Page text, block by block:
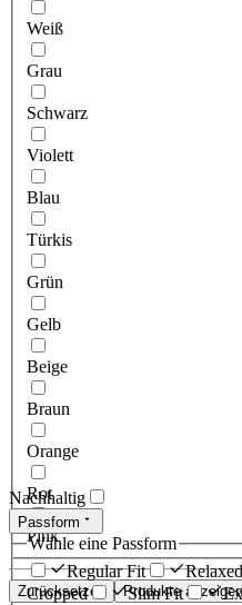
Weiß
Grau
Schwarz
Violett
Blau
Türkis
Grün
Gelb
Beige
Braun
Orange
Rot
Pink
Zurücksetzen Produkte anzeigen
Nachhaltig
Passform
Wähle eine Passform
Regular Fit
Cropped
Slim Fit